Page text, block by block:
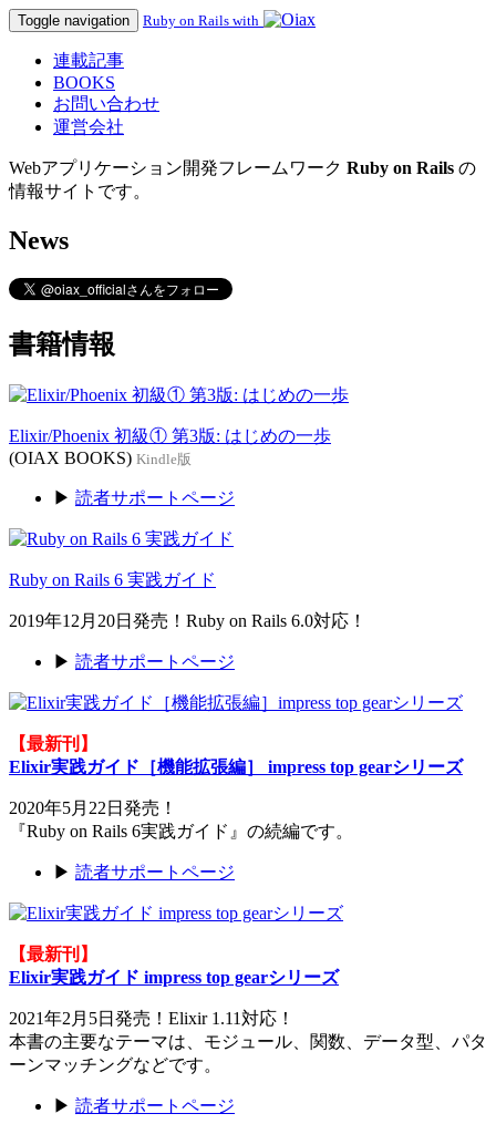
Toggle navigation Ruby on Rails with
連載記事
BOOKS
お問い合わせ
運営会社
Webアプリケーション開発フレームワーク Ruby on Rails の
情報サイトです。
News
書籍情報
Elixir/Phoenix 初級① 第3版: はじめの一歩
(OIAX BOOKS) Kindle版
▶ 読者サポートページ
Ruby on Rails 6 実践ガイド
2019年12月20日発売！Ruby on Rails 6.0対応！
▶ 読者サポートページ
【最新刊】
Elixir実践ガイド［機能拡張編］ impress top gearシリーズ
2020年5月22日発売！
『Ruby on Rails 6実践ガイド』の続編です。
▶ 読者サポートページ
【最新刊】
Elixir実践ガイド impress top gearシリーズ
2021年2月5日発売！Elixir 1.11対応！
本書の主要なテーマは、モジュール、関数、データ型、パタ
ーンマッチングなどです。
▶ 読者サポートページ